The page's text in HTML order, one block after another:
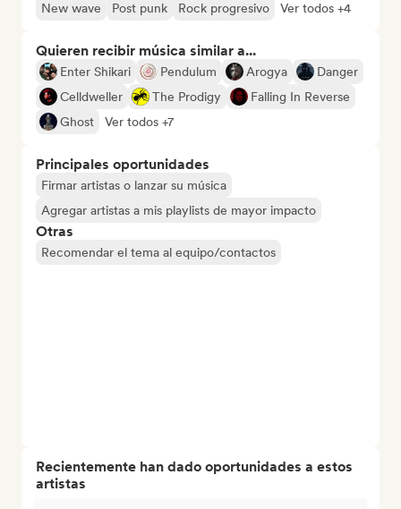
New wave
Post punk Rock progresivo Ver todos +4
Quieren recibir música similar a...
Enter Shikari Pendulum Arogya
Danger
Celldweller
The Prodigy
Falling In Reverse
Ghost
Ver todos +7
Principales oportunidades
Firmar artistas o lanzar su música
Agregar artistas a mis playlists de mayor impacto
Otras
Recomendar el tema al equipo/contactos
Recientemente han dado oportunidades a estos
artistas